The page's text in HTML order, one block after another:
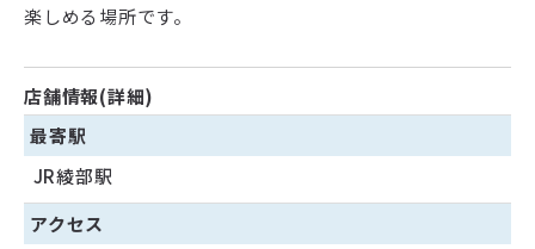
楽しめる場所です。
店舗情報(詳細)
最寄駅
JR綾部駅
アクセス